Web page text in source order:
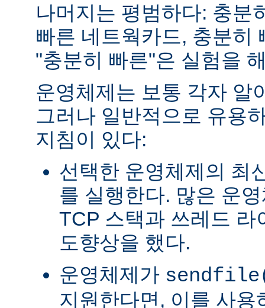
나머지는 평범하다: 충분
빠른 네트웍카드, 충분히
"충분히 빠른"은 실험을
운영체제는 보통 각자 알
그러나 일반적으로 유용
지침이 있다:
선택한 운영체제의 최
를 실행한다. 많은 운
TCP 스택과 쓰레드 라
도향상을 했다.
운영체제가
지원한다면, 이를 사용